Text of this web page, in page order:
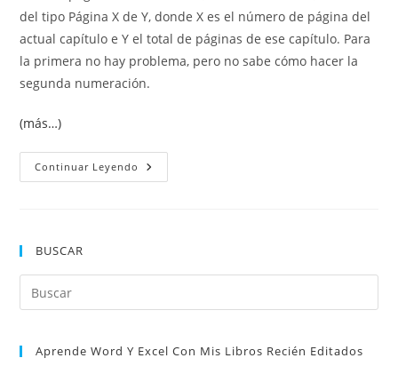
del tipo Página X de Y, donde X es el número de página del
actual capítulo e Y el total de páginas de ese capítulo. Para
la primera no hay problema, pero no sabe cómo hacer la
segunda numeración.
(más…)
Continuar Leyendo Numeración
De
En
Página
BUSCAR
Aprende Word Y Excel Con Mis Libros Recién Editados